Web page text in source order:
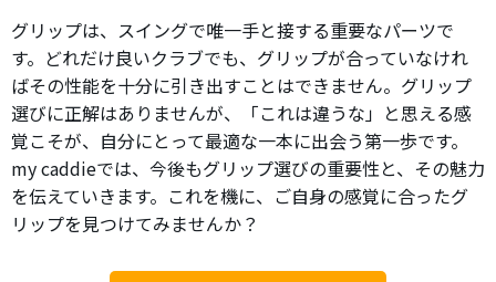
グリップは、スイングで唯一手と接する重要なパーツで
す。どれだけ良いクラブでも、グリップが合っていなけれ
ばその性能を十分に引き出すことはできません。グリップ
選びに正解はありませんが、「これは違うな」と思える感
覚こそが、自分にとって最適な一本に出会う第一歩です。
my caddieでは、今後もグリップ選びの重要性と、その魅力
を伝えていきます。これを機に、ご自身の感覚に合ったグ
リップを見つけてみませんか？